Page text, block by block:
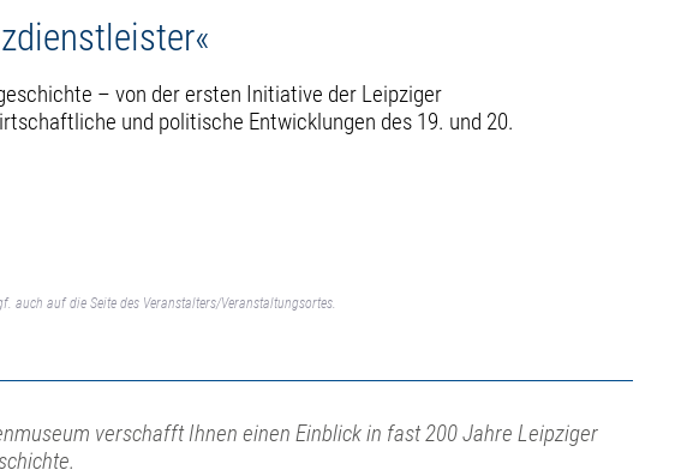
– von der ersten Initiative der Leipziger
und politische Entwicklungen des 19. und 20.
auch auf die Seite des Veranstalters/Veranstaltungsortes.
verschafft Ihnen einen Einblick in fast 200 Jahre Leipziger